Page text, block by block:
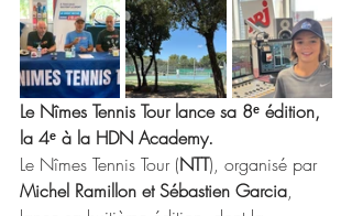
Le Nîmes Tennis Tour lance sa 8ᵉ édition,
la 4ᵉ à la HDN Academy.
Le Nîmes Tennis Tour (NTT), organisé par
Michel Ramillon et Sébastien Garcia,